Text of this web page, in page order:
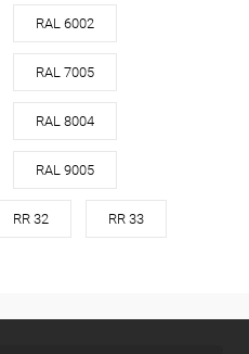
RAL 6002
RAL 7005
RAL 8004
RAL 9005
RR 32 RR 33